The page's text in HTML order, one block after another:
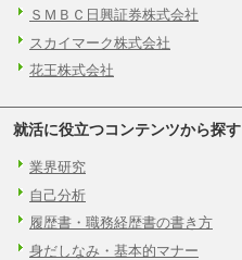
ＳＭＢＣ日興証券株式会社
スカイマーク株式会社
花王株式会社
就活に役立つコンテンツから探す
業界研究
自己分析
履歴書・職務経歴書の書き方
身だしなみ・基本的マナー